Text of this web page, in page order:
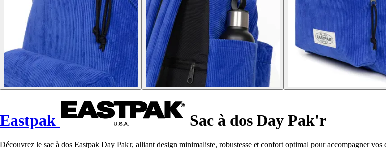
Eastpak Sac à dos Day Pak'r
Découvrez le sac à dos Eastpak Day Pak'r, alliant design minimaliste, robustesse et confort optimal pour accompagner vos